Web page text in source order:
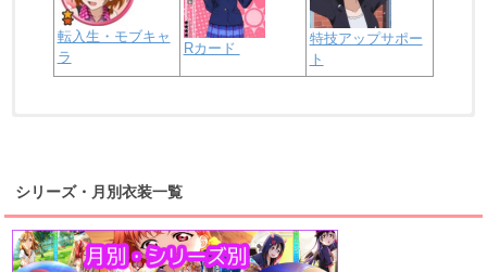
転入生・モブキャ
ラ
Rカード
特技アップサポー
ト
桜内梨子 高海千歌 渡辺曜
上原歩夢 宮下愛 優木せつ菜
シリーズ・月別衣装一覧